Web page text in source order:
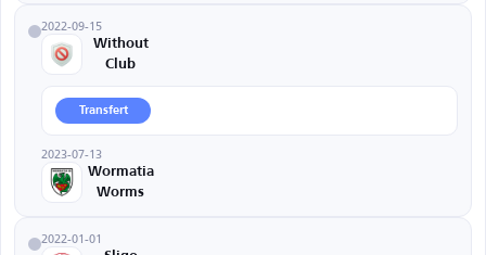
2022-09-15
Without
Club
Transfert
2023-07-13
Wormatia
Worms
2022-01-01